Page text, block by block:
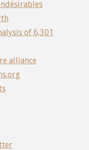
of 6,301
alliance